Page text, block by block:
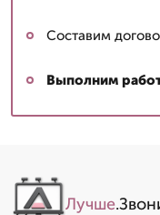
Составим
Выполним
Лучше